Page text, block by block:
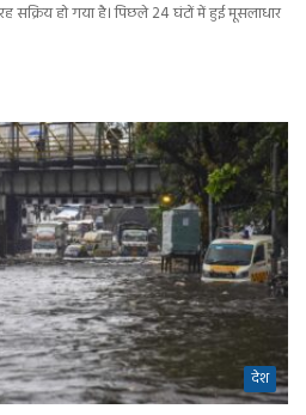
सक्रिय हो गया है। पिछले 24 घंटों में हुई मूसलाधार
देश